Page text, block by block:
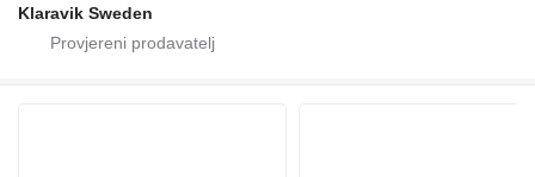
Klaravik Sweden